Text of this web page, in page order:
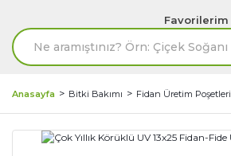
Favorilerim
Anasayfa Bitki Bakımı Fidan Üretim Poşetleri